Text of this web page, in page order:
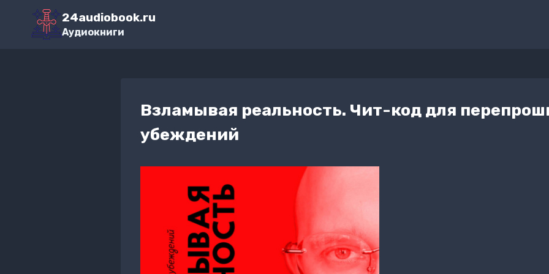
Перейти
содержимому
24audiobook.ru
Аудиокниги
Взламывая реальность. Чит-код для
убеждений